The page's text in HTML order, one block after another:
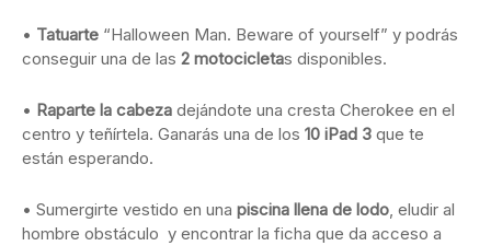
• Tatuarte “Halloween Man. Beware of yourself” y podrás
conseguir una de las 2 motocicletas disponibles.
• Raparte la cabeza dejándote una cresta Cherokee en el
centro y teñírtela. Ganarás una de los 10 iPad 3 que te
están esperando.
• Sumergirte vestido en una piscina llena de lodo, eludir al
hombre obstáculo y encontrar la ficha que da acceso a